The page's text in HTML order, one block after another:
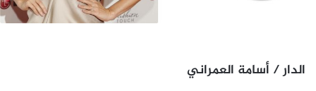
الدار / أسامة العمراني